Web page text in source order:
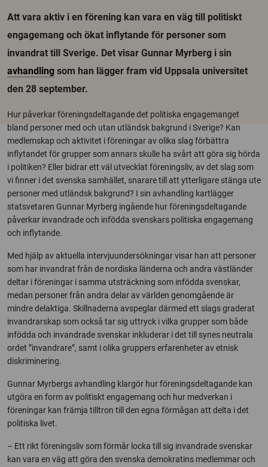
Att vara aktiv i en förening kan vara en väg till politiskt
engagemang och ökat inflytande för personer som
invandrat till Sverige. Det visar Gunnar Myrberg i sin
avhandling som han lägger fram vid Uppsala universitet
den 28 september.
Hur påverkar föreningsdeltagande det politiska engagemanget
bland personer med och utan utländsk bakgrund i Sverige? Kan
medlemskap och aktivitet i föreningar av olika slag förbättra
inflytandet för grupper som annars skulle ha svårt att göra sig hörda
i politiken? Eller bidrar ett väl utvecklat föreningsliv, av det slag som
vi finner i det svenska samhället, snarare till att ytterligare stänga ute
personer med utländsk bakgrund? I sin avhandling kartlägger
statsvetaren Gunnar Myrberg ingående hur föreningsdeltagande
påverkar invandrade och infödda svenskars politiska engagemang
och inflytande.
Med hjälp av aktuella intervjuundersökningar visar han att personer
som har invandrat från de nordiska länderna och andra västländer
deltar i föreningar i samma utsträckning som infödda svenskar,
medan personer från andra delar av världen genomgående är
mindre delaktiga. Skillnaderna avspeglar därmed ett slags graderat
invandrarskap som också tar sig uttryck i vilka grupper som både
infödda och invandrade svenskar inkluderar i det till synes neutrala
ordet ”invandrare”, samt i olika gruppers erfarenheter av etnisk
diskriminering.
Gunnar Myrbergs avhandling klargör hur föreningsdeltagande kan
utgöra en form av politiskt engagemang och hur medverkan i
föreningar kan främja tilltron till den egna förmågan att delta i det
politiska livet.
– Ett rikt föreningsliv som förmår locka till sig invandrade svenskar
kan vara en väg att göra den svenska demokratins medlemmar och